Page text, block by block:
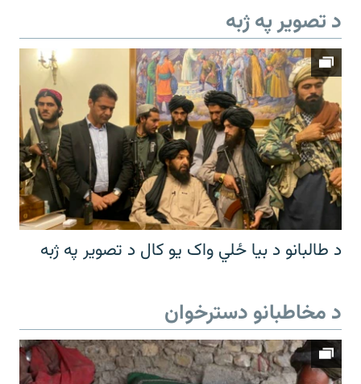
د تصویر په ژبه
د طالبانو د بیا ځلي واک یو کال د تصویر په ژبه
د مخاطبانو دسترخوان